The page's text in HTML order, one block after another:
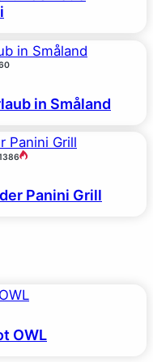
in Småland
Panini Grill
OWL